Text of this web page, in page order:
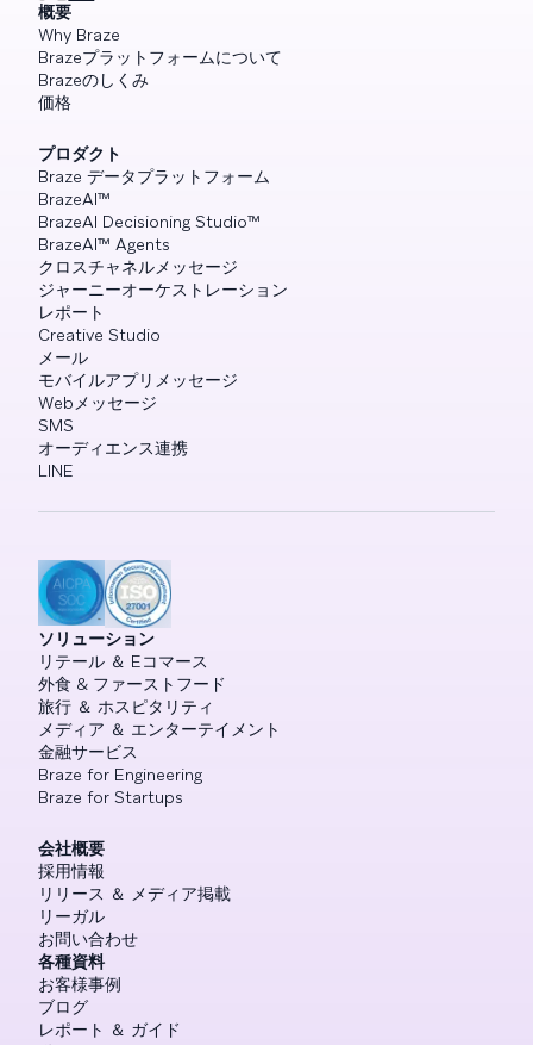
概要
Why Braze
Brazeプラットフォームについて
Brazeのしくみ
価格
プロダクト
Braze データプラットフォーム
BrazeAI™
BrazeAI Decisioning Studio™
BrazeAI™ Agents
クロスチャネルメッセージ
ジャーニーオーケストレーション
レポート
Creative Studio
メール
モバイルアプリメッセージ
Webメッセージ
SMS
オーディエンス連携
LINE
ソリューション
リテール ＆ Eコマース
外食 & ファーストフード
旅行 ＆ ホスピタリティ
メディア ＆ エンターテイメント
金融サービス
Braze for Engineering
Braze for Startups
会社概要
採用情報
リリース ＆ メディア掲載
リーガル
お問い合わせ
各種資料
お客様事例
ブログ
レポート ＆ ガイド